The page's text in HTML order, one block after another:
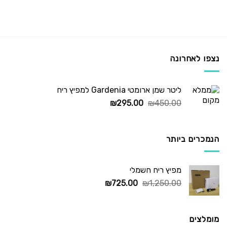
נצפו לאחרונה
ליטר שמן ארומטי Gardenia למפיץ ריח
₪450.00
המחיר
₪295.00
המחיר
הנמכרים ביותר
מפיץ ריח חשמלי
₪1,250.00
המחיר
₪725.00
המחיר
מומלצים